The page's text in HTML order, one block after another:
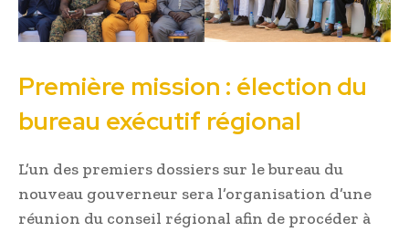
Première mission : élection du
bureau exécutif régional
L’un des premiers dossiers sur le bureau du
nouveau gouverneur sera l’organisation d’une
réunion du conseil régional afin de procéder à